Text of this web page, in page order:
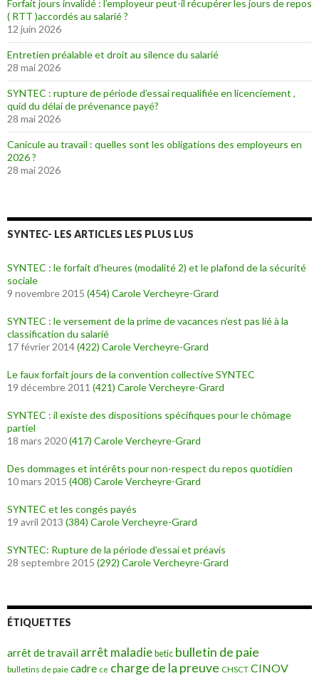
Forfait jours invalidé : l’employeur peut-il récupérer les jours de repos
( RTT )accordés au salarié ?
12 juin 2026
Entretien préalable et droit au silence du salarié
28 mai 2026
SYNTEC : rupture de période d’essai requalifiée en licenciement ,
quid du délai de prévenance payé?
28 mai 2026
Canicule au travail : quelles sont les obligations des employeurs en
2026 ?
28 mai 2026
SYNTEC- LES ARTICLES LES PLUS LUS
SYNTEC : le forfait d’heures (modalité 2) et le plafond de la sécurité
sociale
9 novembre 2015 (454) Carole Vercheyre-Grard
SYNTEC : le versement de la prime de vacances n’est pas lié à la
classification du salarié
17 février 2014(422) Carole Vercheyre-Grard
Le faux forfait jours de la convention collective SYNTEC
19 décembre 2011 (421) Carole Vercheyre-Grard
SYNTEC : il existe des dispositions spécifiques pour le chômage
partiel
18 mars 2020(417) Carole Vercheyre-Grard
Des dommages et intérêts pour non-respect du repos quotidien
10 mars 2015 (408) Carole Vercheyre-Grard
SYNTEC et les congés payés
19 avril 2013 (384) Carole Vercheyre-Grard
SYNTEC: Rupture de la période d’essai et préavis
28 septembre 2015 (292) Carole Vercheyre-Grard
ÉTIQUETTES
arrêt de travail arrêt maladie betic bulletin de paie
bulletins de paie cadre ce charge de la preuve CHSCT CINOV